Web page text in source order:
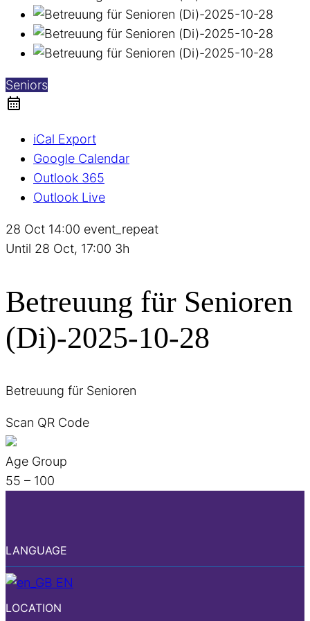
Seniors
iCal Export
Google Calendar
Outlook 365
Outlook Live
28 Oct 14:00 event_repeat
Until 28 Oct, 17:00 3h
Betreuung für Senioren
(Di)-2025-10-28
Betreuung für Senioren
Scan QR Code
Age Group
55 – 100
LANGUAGE
EN
LOCATION